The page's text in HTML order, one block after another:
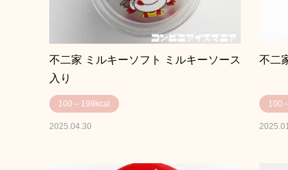
不二家 ミルキーソフト ミルキーソース
入り
100～199kcal
2025.04.30
不二
100